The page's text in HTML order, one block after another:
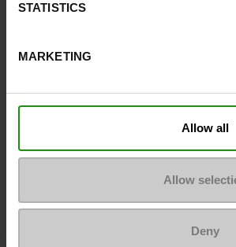
STATISTICS
MARKETING
Allow all
Allow
Deny
Top Reviews
Om ze zo goed als nieuw te